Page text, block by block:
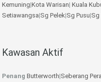
Kemuning|Kota Warisan| Kuala
Setiawangsa|Sg Pelek|Sg Pusu|Sg
Kawasan Aktif
Penang Butterworth|Seberang